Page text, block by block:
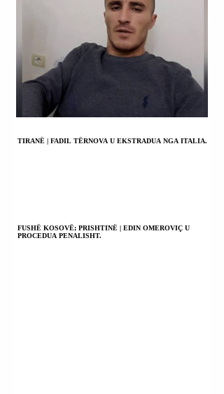
TIRANË | FADIL TËRNOVA U EKSTRADUA NGA ITALIA.
FUSHË KOSOVË; PRISHTINË | EDIN OMEROVIÇ U
PROCEDUA PENALISHT.